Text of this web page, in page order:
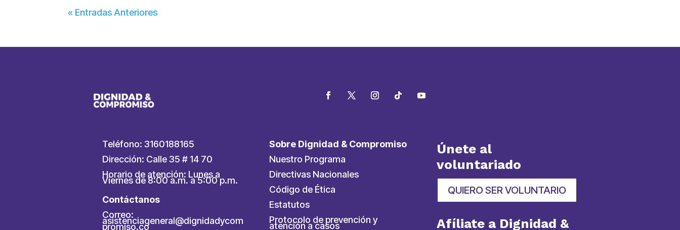
« Entradas Anteriores
Teléfono: 3160188165
Dirección: Calle 35 # 14 70
Horario de atención: Lunes a
Viernes de 8:00 a.m. a 5:00 p.m.
Contáctanos
Correo:
asistenciageneral@dignidadycom
promiso.co
Sobre Dignidad & Compromiso
Nuestro Programa
Directivas Nacionales
Código de Ética
Estatutos
Protocolo de prevención y
atención a casos
Únete al
voluntariado
QUIERO SER VOLUNTARIO
Afíliate a Dignidad &